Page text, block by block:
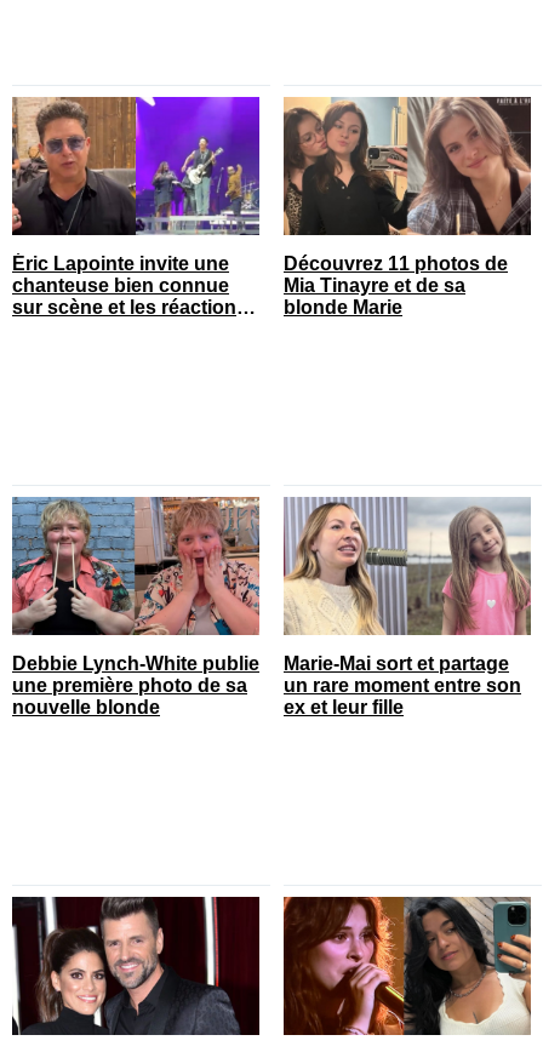
Éric Lapointe invite une
chanteuse bien connue
sur scène et les réactions
Découvrez 11 photos de
Mia Tinayre et de sa
blonde Marie
Debbie Lynch-White publie
une première photo de sa
nouvelle blonde
Marie-Mai sort et partage
un rare moment entre son
ex et leur fille